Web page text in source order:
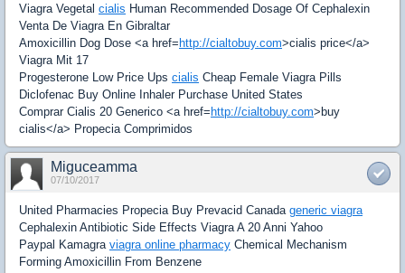
Viagra Vegetal cialis Human Recommended Dosage Of Cephalexin
Venta De Viagra En Gibraltar
Amoxicillin Dog Dose <a href=http://cialtobuy.com>cialis price</a>
Viagra Mit 17
Progesterone Low Price Ups cialis Cheap Female Viagra Pills
Diclofenac Buy Online Inhaler Purchase United States
Comprar Cialis 20 Generico <a href=http://cialtobuy.com>buy
cialis</a> Propecia Comprimidos
Miguceamma
07/10/2017
United Pharmacies Propecia Buy Prevacid Canada generic viagra
Cephalexin Antibiotic Side Effects Viagra A 20 Anni Yahoo
Paypal Kamagra viagra online pharmacy Chemical Mechanism
Forming Amoxicillin From Benzene